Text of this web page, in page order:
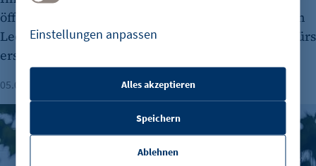
Einstellungen anpassen
etracker Sitzungs-Cookie
Alles akzeptieren
Ablehnen
Speichern
öffentlichen Diskussionen über flächendeckenden
Leerstand bei Officegebäuden. Der CBRE-Report fürs
erste Halbjahr benennt dabei wichtige Faktoren.
05.08.2026 Lesezeit: 1 Minute
Berliner Immobilienmarkt 2025: Mehr Verkäufe und stabile